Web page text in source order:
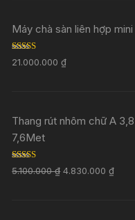
Máy chà sàn liên hợp
Rated5.00
out of 5
21.000.000₫
Thang rút nhôm chữ A
7,6Met
Rated5.00
out of 5
5.100.000₫ 4.830.000₫